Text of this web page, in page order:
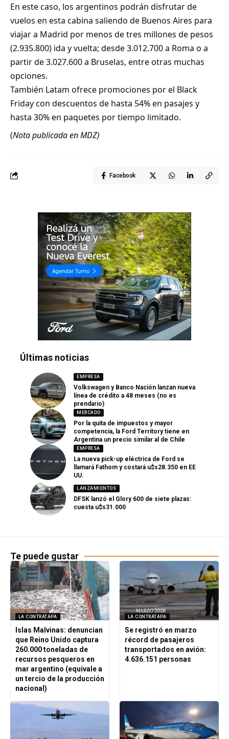
En este caso, los argentinos podrán disfrutar de
vuelos en esta cabina saliendo de Buenos Aires para
viajar a Madrid por menos de tres millones de pesos
(2.935.800) ida y vuelta; desde 3.012.700 a Roma o a
partir de 3.027.600 a Bruselas, entre otras muchas
opciones.
También Latam ofrece promociones por el Black
Friday con descuentos de hasta 54% en pasajes y
hasta 30% en paquetes por tiempo limitado.
(Nota publicada en MDZ)
Facebook
Últimas noticias
EMPRESA
Volkswagen y Banco Nación lanzan nueva
línea de crédito a 48 meses (no es
prendario)
MERCADO
Por la quita de impuestos y mayor
competencia, la Ford Territory tiene en
Argentina un precio similar al de Chile
EMPRESA
La nueva pick-up eléctrica de Ford se
llamará Fathom y costará u$s28.350 en EE
UU.
LANZAMIENTOS
DFSK lanzó el Glory 600 de siete plazas:
cuesta u$s31.000
Te puede gustar
LA CONTRATAPA
Islas Malvinas: denuncian
que Reino Unido captura
260.000 toneladas de
recursos pesqueros en
mar argentino (equivale a
un tercio de la producción
nacional)
LA CONTRATAPA
Se registró en marzo
récord de pasajeros
transportados en avión:
4.636.151 personas